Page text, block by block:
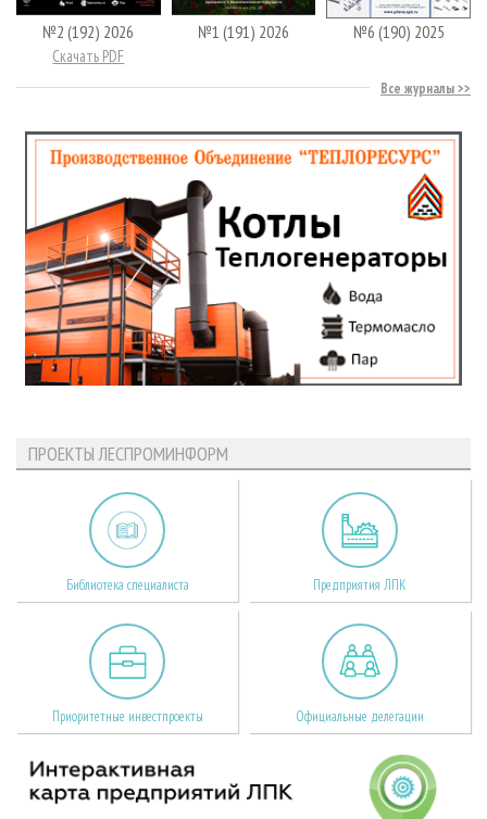
№2 (192) 2026
Скачать PDF
№1 (191) 2026 №6 (190) 2025
Все журналы
ПРОЕКТЫ ЛЕСПРОМИНФОРМ
Библиотека специалиста Предприятия ЛПК
Приоритетные инвестпроекты Официальные делегации